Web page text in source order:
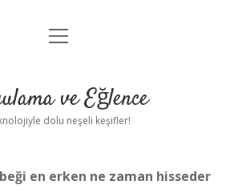
Anasayfa
Yasal Uyarı
menüyü
ve Eğlence
dolu neşeli keşifler!
en erken ne zaman hisseder